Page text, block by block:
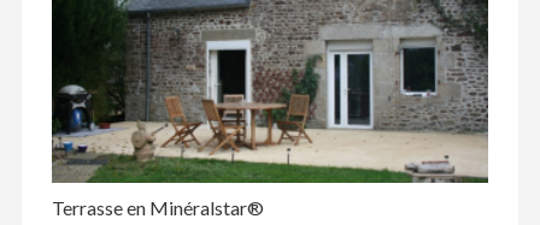
Terrasse en Minéralstar®